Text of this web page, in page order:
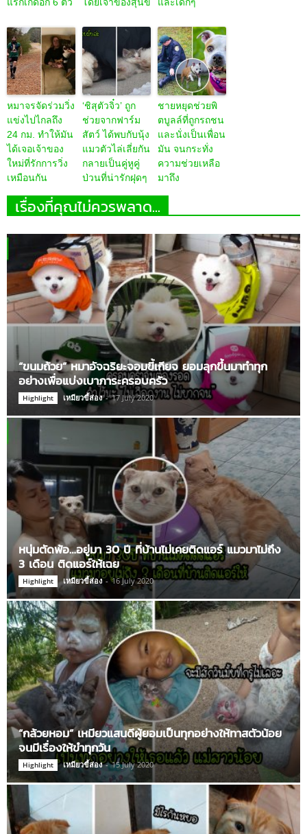
หมาจรจัดร่วมวิ่ง
แข่งไปไกลถึง
24 กม. ทำให้มัน
ได้เจอเจ้าของ
ใหม่ที่รักการวิ่ง
เหมือนกัน
‘ชิสุตัวจิ๋ว’ ถูก
ช่วยจากฟาร์ม
สัตว์ ได้พบกับนุ้ง
แมวตัวไล่เลี่ยกัน
กลายเป็นคู่หูคู่
ป่วนที่น่ารักฝุดๆ
ชายหยุดช่วยพิ
ตบูลล์ที่ถูกรถชน
และนั่งเป็นเพื่อน
มัน จนกระทั่ง
ความช่วยเหลือ
มาถึง
เรื่องที่คุณไม่ควรพลาด...
“ขนมถ้วย” หมาอัจฉริยะจอมขี้เกียจ ยอมลุกขึ้นมาทำทุก
อย่างเพื่อแบ่งเบาภาระครอบครัว
Highlight เหมียวขี้ส่อง - 17 July 2020
หนุ่มตัดพ้อ…อยู่มา 30 ปี ที่บ้านไม่เคยติดแอร์ แมวมาไม่ถึง
3 เดือน ติดแอร์ให้เฉย
Highlight เหมียวขี้ส่อง - 16 July 2020
“กล้วยหอม” เหมียวแสนดีผู้ยอมเป็นทุกอย่างให้ทาสตัวน้อย
จนมีเรื่องให้ขำทุกวัน
Highlight เหมียวขี้ส่อง - 15 July 2020